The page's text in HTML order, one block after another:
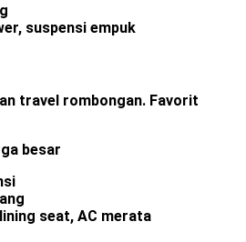
suspensi empuk
travel rombongan. Favorit
besar
seat, AC merata